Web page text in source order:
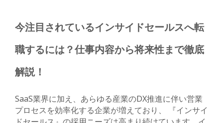
今注目されているインサイドセールスへ転
職するには？仕事内容から将来性まで徹底
解説！
SaaS業界に加え、あらゆる産業のDX推進に伴い営業
プロセスを効率化する企業が増えており、 『インサイ